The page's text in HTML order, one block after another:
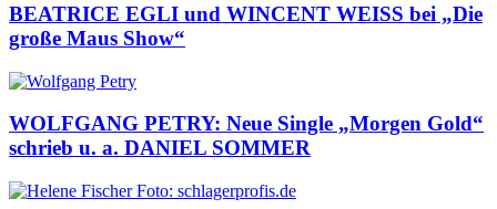
BEATRICE EGLI und WINCENT WEISS bei „Die
große Maus Show“
WOLFGANG PETRY: Neue Single „Morgen Gold“
schrieb u. a. DANIEL SOMMER